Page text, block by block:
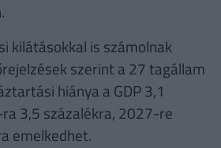
kilátásokkal is számolnak
szerint a 27 tagállam
hiánya a GDP 3,1
3,5 százalékra, 2027-re
emelkedhet.